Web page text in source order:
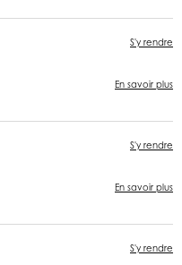
S'y rendre
En savoir plus
S'y rendre
En savoir plus
S'y rendre